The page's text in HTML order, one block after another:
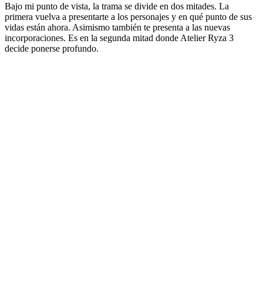
Bajo mi punto de vista, la trama se divide en dos mitades. La
primera vuelva a presentarte a los personajes y en qué punto de sus
vidas están ahora. Asimismo también te presenta a las nuevas
incorporaciones. Es en la segunda mitad donde Atelier Ryza 3
decide ponerse profundo.